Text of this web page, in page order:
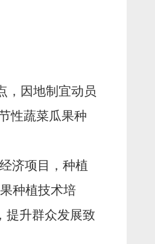
，因地制宜动员
性蔬菜瓜果种
济项目，种植
种植技术培
提升群众发展致